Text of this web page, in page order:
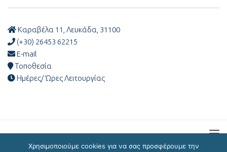
Καραβέλα 11, Λευκάδα, 31100
(+30) 26453 62215
E-mail
Τοποθεσία
Ημέρες/ Ώρες Λειτουργίας
Χρησιμοποιούμε cookies για να σας προσφέρουμε την